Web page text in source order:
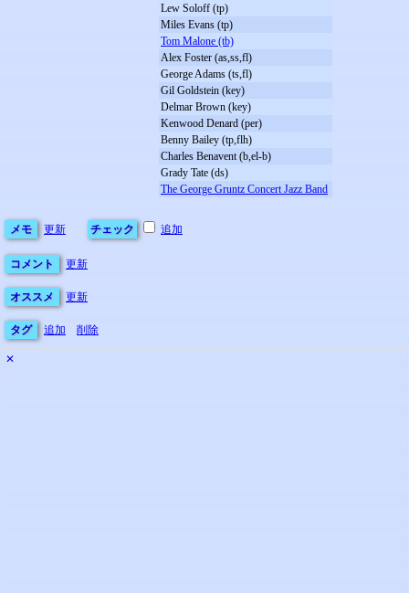
Lew Soloff (tp)
Miles Evans (tp)
Tom Malone (tb)
Alex Foster (as,ss,fl)
George Adams (ts,fl)
Gil Goldstein (key)
Delmar Brown (key)
Kenwood Denard (per)
Benny Bailey (tp,flh)
Charles Benavent (b,el-b)
Grady Tate (ds)
The George Gruntz Concert Jazz Band
メモ 更新 チェック 追加
コメント 更新
オススメ 更新
タグ 追加 削除
✕